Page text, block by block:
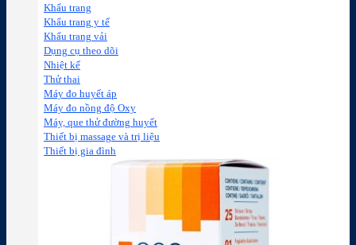
Khẩu trang
Khẩu trang y tế
Khẩu trang vải
Dụng cụ theo dõi
Nhiệt kế
Thử thai
Máy đo huyết áp
Máy đo nồng độ Oxy
Máy, que thử đường huyết
Thiết bị massage và trị liệu
Thiết bị gia đình